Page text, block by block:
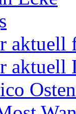
aktuell
aktuell